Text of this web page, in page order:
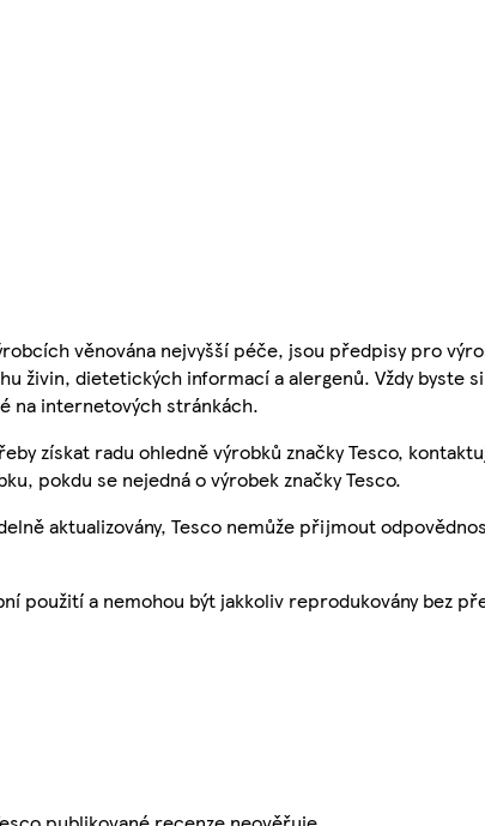
věnována nejvyšší péče, jsou předpisy pro
živin, dietetických informací a alergenů. Vždy byste
na internetových stránkách.
získat radu ohledně výrobků značky Tesco,
pokdu se nejedná o výrobek značky Tesco.
aktualizovány, Tesco nemůže přijmout
použití a nemohou být jakkoliv reprodukovány bez